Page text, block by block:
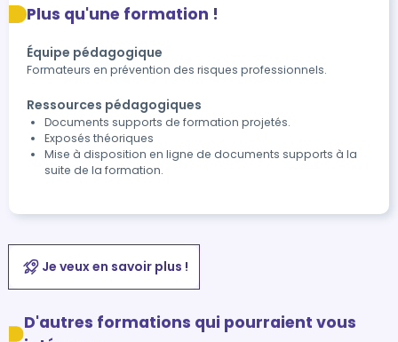
Plus qu'une formation !
Équipe pédagogique
Formateurs en prévention des risques professionnels.
Ressources pédagogiques
Documents supports de formation projetés.
Exposés théoriques
Mise à disposition en ligne de documents supports à la
suite de la formation.
Je veux en savoir plus !
D'autres formations qui pourraient vous